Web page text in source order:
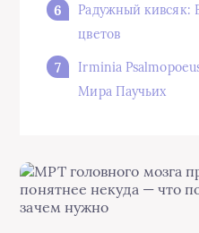
Радужный кивсяк:
цветов
Irminia
Мира Паучьих